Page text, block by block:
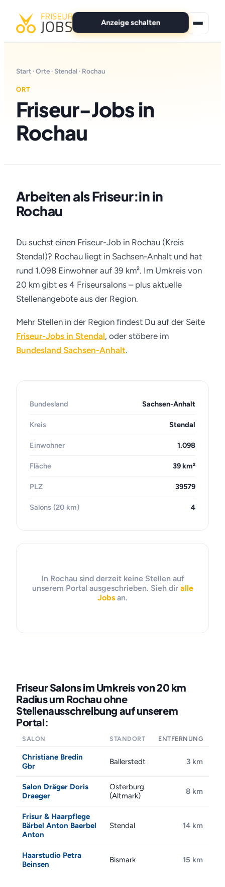
Anzeige schalten
Für Bewerber
Marken
Start ·Orte · Stendal · Rochau
ORT
Friseur-Jobs in
Rochau
Arbeiten als Friseur:in in
Rochau
Du suchst einen Friseur-Job in Rochau (Kreis
Stendal)? Rochau liegt in Sachsen-Anhalt und hat
rund 1.098 Einwohner auf 39 km². Im Umkreis von
20 km gibt es 4 Friseursalons – plus aktuelle
Stellenangebote aus der Region.
Mehr Stellen in der Region findest Du auf der Seite
Friseur-Jobs in Stendal, oder stöbere im
Bundesland Sachsen-Anhalt.
Bundesland Sachsen-Anhalt
Kreis Stendal
Einwohner 1.098
Fläche 39 km²
PLZ 39579
Salons (20 km) 4
In Rochau sind derzeit keine Stellen auf
unserem Portal ausgeschrieben. Sieh dir alle
Jobs an.
Friseur Salons im Umkreis von 20 km
Radius um Rochau ohne
Stellenausschreibung auf unserem
Portal:
SALON STANDORT ENTFERNUNG
Christiane Bredin
Gbr
Ballerstedt 3 km
Salon Dräger Doris
Draeger
Osterburg
(Altmark)
8 km
Frisur & Haarpflege
Bärbel Anton Baerbel
Anton
Stendal 14 km
Haarstudio Petra
Beinsen
Bismark 15 km